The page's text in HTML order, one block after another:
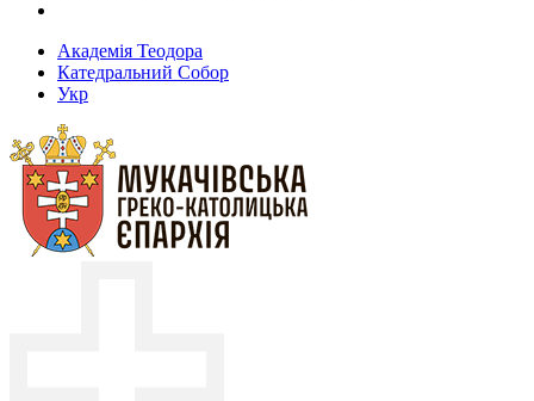
Академія Теодора
Катедральний Собор
Укр